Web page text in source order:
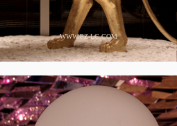
WWW.PZ-LC.COM